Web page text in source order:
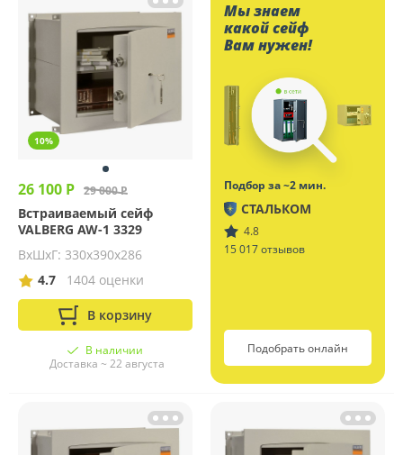
10%
26 100 Р 29 000 Р
Встраиваемый сейф
VALBERG AW-1 3329
ВхШхГ: 330х390х286
4.7
1404 оценки
В корзину
В наличии
Доставка ~ 22 августа
Мы знаем
какой сейф
Вам нужен!
Подбор за ~2 мин.
СТАЛЬКОМ
4.8
15 017 отзывов
Подобрать онлайн